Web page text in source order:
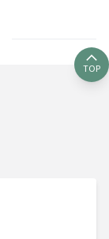
TOP